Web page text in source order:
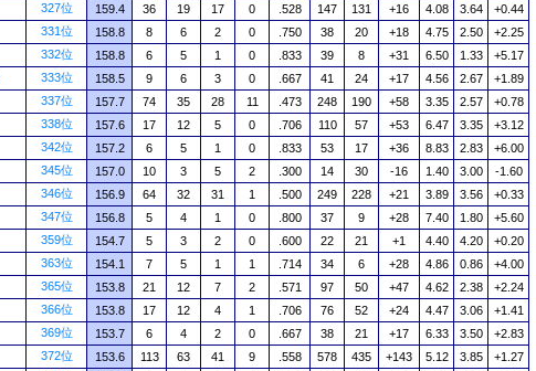
327位 159.4 36 19 17 0 .528 147 131 +16 4.08 3.64
+0.44
331位 158.8 8 6 2 0 .750 38 20 +18 4.75 2.50
+2.25
332位 158.8 6 5 1 0 .833 39 8 +31 6.50 1.33
+5.17
333位 158.5 9 6 3 0 .667 41 24 +17 4.56 2.67
+1.89
337位 157.7 74 35 28 11 .473 248 190 +58 3.35 2.57
+0.78
338位 157.6 17 12 5 0 .706 110 57 +53 6.47 3.35
+3.12
342位 157.2 6 5 1 0 .833 53 17 +36 8.83 2.83
+6.00
345位 157.0 10 3 5 2 .300 14 30 -16 1.40 3.00
-1.60
346位 156.9 64 32 31 1 .500 249 228 +21 3.89 3.56
+0.33
347位 156.8 5 4 1 0 .800 37 9 +28 7.40 1.80
+5.60
359位 154.7 5 3 2 0 .600 22 21 +1 4.40 4.20
+0.20
363位 154.1 7 5 1 1 .714 34 6 +28 4.86 0.86
+4.00
365位 153.8 21 12 7 2 .571 97 50 +47 4.62 2.38
+2.24
366位 153.8 17 12 4 1 .706 76 52 +24 4.47 3.06
+1.41
369位 153.7 6 4 2 0 .667 38 21 +17 6.33 3.50
+2.83
372位 153.6 113 63 41 9 .558 578 435 +143 5.12 3.85
+1.27